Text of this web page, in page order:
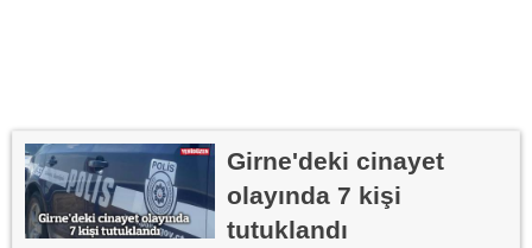
Girne'deki cinayet
olayında 7 kişi
tutuklandı